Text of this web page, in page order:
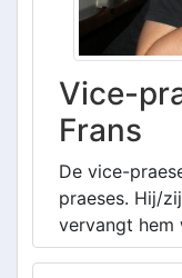
Vice-
Frans
De vice-
praeses. Hij/
vervangt hem